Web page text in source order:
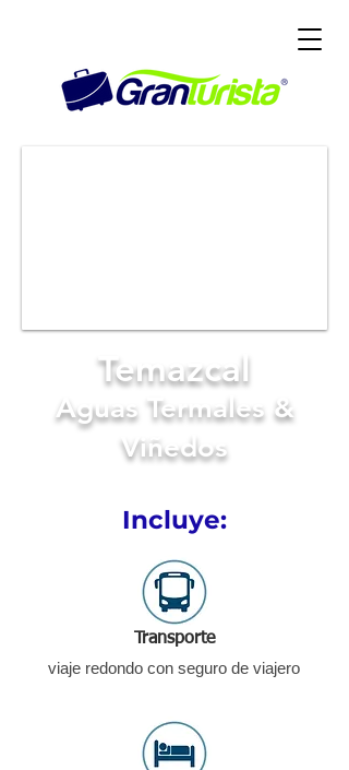
Temazcal
Aguas Termales &
Viñedos
Incluye:
Transporte
viaje redondo con seguro de viajero